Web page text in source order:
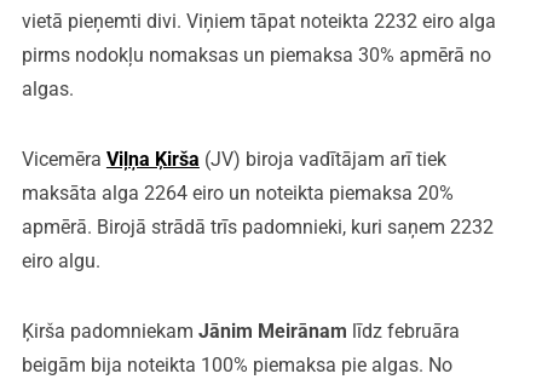
vietā pieņemti divi. Viņiem tāpat noteikta 2232 eiro alga
pirms nodokļu nomaksas un piemaksa 30% apmērā no
algas.
Vicemēra Viļņa Ķirša (JV) biroja vadītājam arī tiek
maksāta alga 2264 eiro un noteikta piemaksa 20%
apmērā. Birojā strādā trīs padomnieki, kuri saņem 2232
eiro algu.
Ķirša padomniekam Jānim Meirānam līdz februāra
beigām bija noteikta 100% piemaksa pie algas. No